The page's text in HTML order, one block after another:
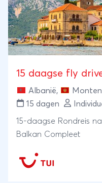
Bosnië en
Montenegro. Na alle
raften en fietsen,
strand van Petrovac.
15 daagse fly
Albanië,
15 dagen
15-daagse Rondreis
Balkan Compleet